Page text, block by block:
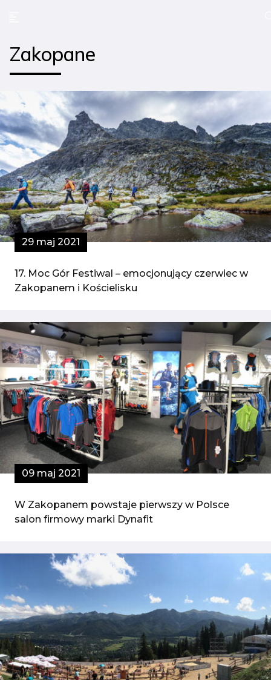
Zakopane
29 maj 2021
17. Moc Gór Festiwal – emocjonujący czerwiec w
Zakopanem i Kościelisku
09 maj 2021
W Zakopanem powstaje pierwszy w Polsce
salon firmowy marki Dynafit